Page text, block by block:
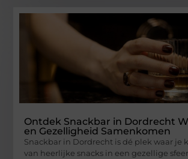
Ontdek Snackbar in Dordrecht
en Gezelligheid Samenkomen
Snackbar in Dordrecht is dé plek waar je
van heerlijke snacks in een gezellige